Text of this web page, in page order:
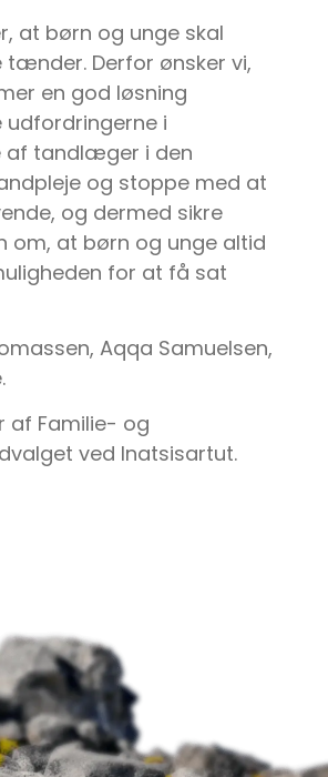
at børn og unge skal
tænder. Derfor ønsker vi,
en god løsning
udfordringerne i
tandlæger i den
og stoppe med at
og dermed sikre
om, at børn og unge altid
for at få sat
Aqqa Samuelsen,
af Familie- og
ved Inatsisartut.